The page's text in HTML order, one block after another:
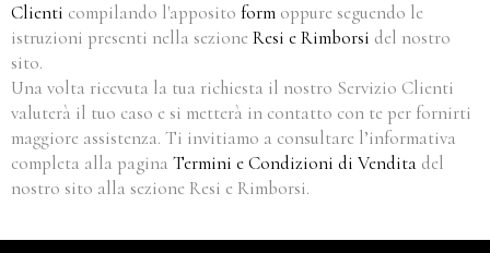
Clienti compilando l'apposito form oppure seguendo le
istruzioni presenti nella sezione Resi e Rimborsi del nostro
sito.
Una volta ricevuta la tua richiesta il nostro Servizio Clienti
valuterà il tuo caso e si metterà in contatto con te per fornirti
maggiore assistenza. Ti invitiamo a consultare l’informativa
completa alla pagina Termini e Condizioni di Vendita del
nostro sito alla sezione Resi e Rimborsi.